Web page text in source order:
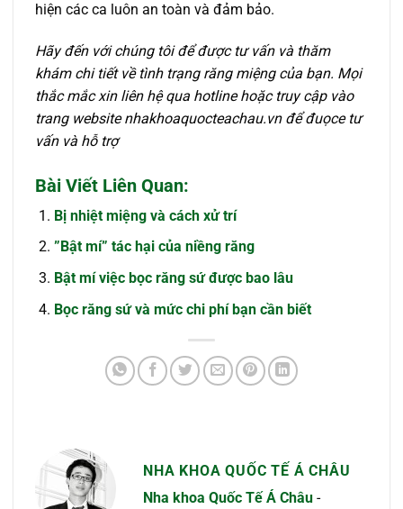
hiện các ca luôn an toàn và đảm bảo.
Hãy đến với chúng tôi để được tư vấn và thăm
khám chi tiết về tình trạng răng miệng của bạn. Mọi
thắc mắc xin liên hệ qua hotline hoặc truy cập vào
trang website nhakhoaquocteachau.vn để đuọce tư
vấn và hỗ trợ
Bài Viết Liên Quan:
Bị nhiệt miệng và cách xử trí
”Bật mí” tác hại của niềng răng
Bật mí việc bọc răng sứ được bao lâu
Bọc răng sứ và mức chi phí bạn cần biết
NHA KHOA QUỐC TẾ Á CHÂU
Nha khoa Quốc Tế Á Châu -